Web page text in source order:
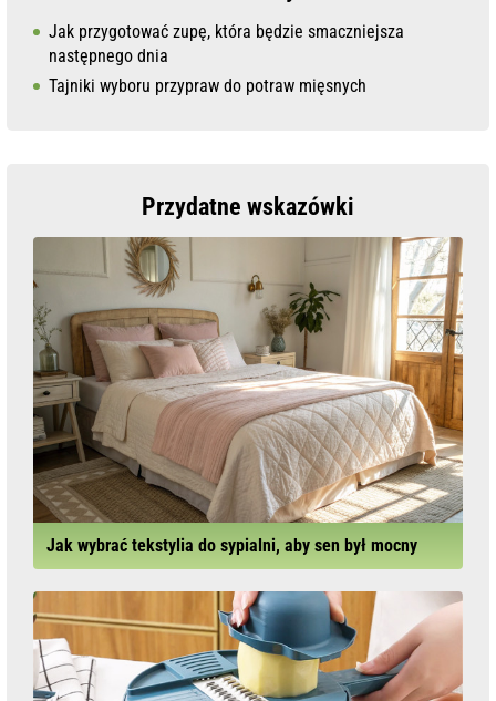
Jak przygotować zupę, która będzie smaczniejsza
następnego dnia
Tajniki wyboru przypraw do potraw mięsnych
Przydatne wskazówki
Jak wybrać tekstylia do sypialni, aby sen był mocny